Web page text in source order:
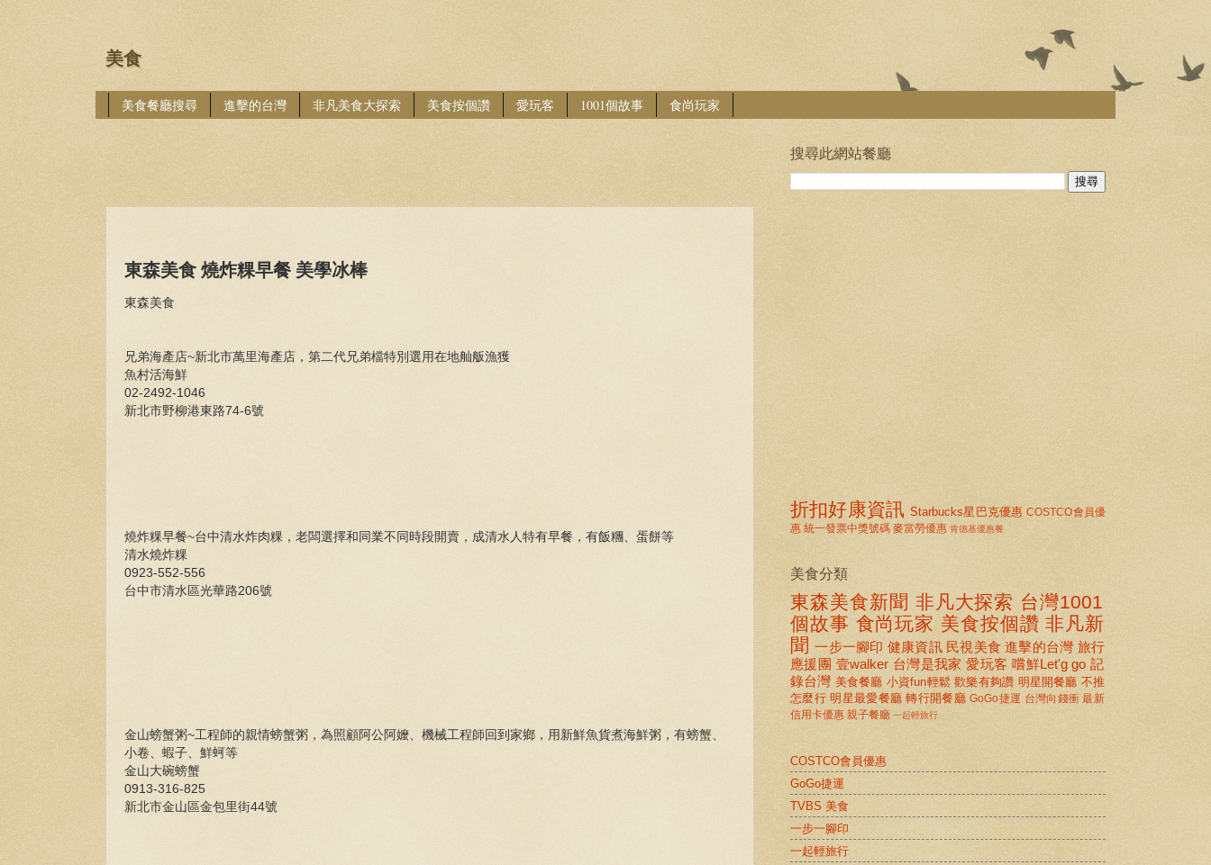
美食
美食餐廳搜尋 進擊的台灣 非凡美食大探索 美食按個讚 愛玩客 1001個故事 食尚玩家
東森美食 燒炸粿早餐 美學冰棒
東森美食
兄弟海產店~新北市萬里海產店，第二代兄弟檔特別選用在地舢舨漁獲
魚村活海鮮
02-2492-1046
新北市野柳港東路74-6號
燒炸粿早餐~台中清水炸肉粿，老闆選擇和同業不同時段開賣，成清水人特有早餐，有飯糰、蛋餅等
清水燒炸粿
0923-552-556
台中市清水區光華路206號
金山螃蟹粥~工程師的親情螃蟹粥，為照顧阿公阿嬤、機械工程師回到家鄉，用新鮮魚貨煮海鮮粥，有螃蟹、
小卷、蝦子、鮮蚵等
金山大碗螃蟹
0913-316-825
新北市金山區金包里街44號
搜尋此網站餐廳
折扣好康資訊 Starbucks星巴克優惠 COSTCO會員優
惠 統一發票中獎號碼 麥當勞優惠 肯德基優惠餐
美食分類
東森美食新聞 非凡大探索 台灣1001
個故事 食尚玩家 美食按個讚 非凡新
聞 一步一腳印 健康資訊 民視美食 進擊的台灣 旅行
應援團 壹walker 台灣是我家 愛玩客 嚐鮮Let'g go 記
錄台灣 美食餐廳 小資fun輕鬆 歡樂有夠讚 明星開餐廳 不推
怎麼行 明星最愛餐廳 轉行開餐廳 GoGo捷運 台灣向錢衝 最新
信用卡優惠 親子餐廳 一起輕旅行
COSTCO會員優惠
GoGo捷運
TVBS 美食
一步一腳印
一起輕旅行